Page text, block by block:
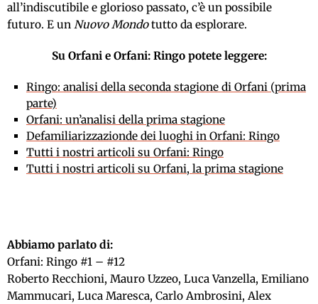
all’indiscutibile e glorioso passato, c’è un possibile
futuro. E un Nuovo Mondotutto da esplorare.
Su Orfani e Orfani: Ringo potete leggere:
Ringo: analisi della seconda stagione di Orfani (prima
parte)
Orfani: un’analisi della prima stagione
Defamiliarizzazionde dei luoghi in Orfani: Ringo
Tutti i nostri articoli su Orfani: Ringo
Tutti i nostri articoli su Orfani, la prima stagione
Abbiamo parlato di:
Orfani: Ringo #1 – #12
Roberto Recchioni, Mauro Uzzeo, Luca Vanzella, Emiliano
Mammucari, Luca Maresca, Carlo Ambrosini, Alex